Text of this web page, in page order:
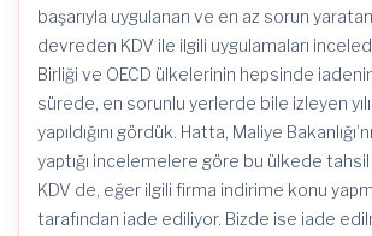
başarıyla uygulanan ve en az sorun
devreden KDV ile ilgili uygulamaları
Birliği ve OECD ülkelerinin hepsinde
sürede, en sorunlu yerlerde bile izleyen
yapıldığını gördük. Hatta, Maliye
yaptığı incelemelere göre bu ülkede
KDV de, eğer ilgili firma indirime konu
tarafından iade ediliyor. Bizde ise iade